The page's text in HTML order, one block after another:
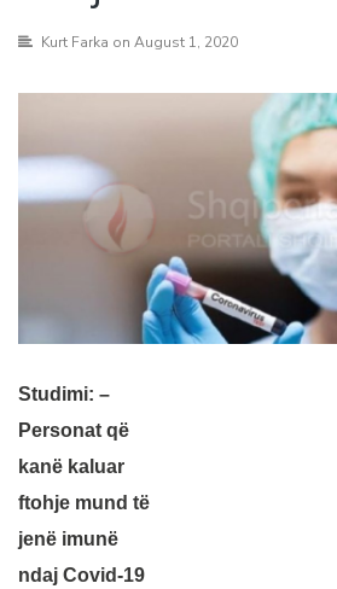
Kurt Farka on August 1, 2020
Studimi: –
Personat që
kanë kaluar
ftohje mund të
jenë imunë
ndaj Covid-19